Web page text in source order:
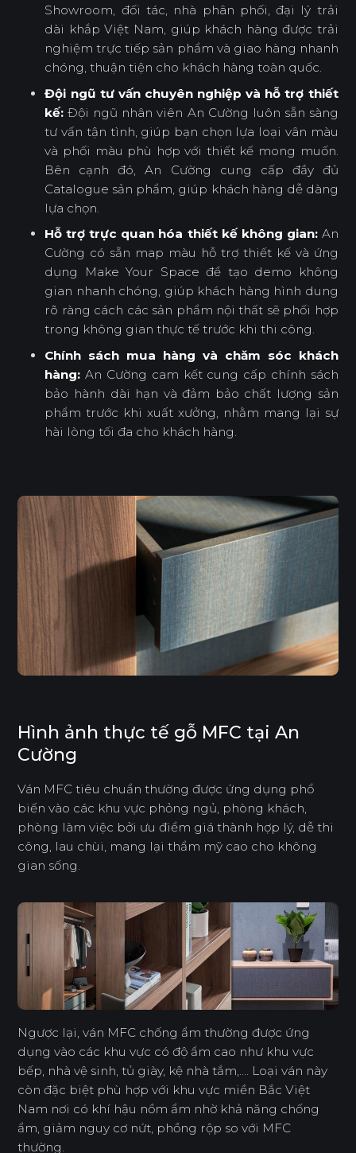
Showroom, đối tác, nhà phân phối, đại lý trải
dài khắp Việt Nam, giúp khách hàng được trải
nghiệm trực tiếp sản phẩm và giao hàng nhanh
chóng, thuận tiện cho khách hàng toàn quốc.
Đội ngũ tư vấn chuyên nghiệp và hỗ trợ thiết
kế:Đội ngũ nhân viên An Cường luôn sẵn sàng
tư vấn tận tình, giúp bạn chọn lựa loại vân màu
và phối màu phù hợp với thiết kế mong muốn.
Bên cạnh đó, An Cường cung cấp đầy đủ
Catalogue sản phẩm, giúp khách hàng dễ dàng
lựa chọn.
Hỗ trợ trực quan hóa thiết kế không gian: An
Cường có sẵn map màu hỗ trợ thiết kế và ứng
dụng Make Your Space để tạo demo không
gian nhanh chóng, giúp khách hàng hình dung
rõ ràng cách các sản phẩm nội thất sẽ phối hợp
trong không gian thực tế trước khi thi công.
Chính sách mua hàng và chăm sóc khách
hàng:An Cường cam kết cung cấp chính sách
bảo hành dài hạn và đảm bảo chất lượng sản
phẩm trước khi xuất xưởng, nhằm mang lại sự
hài lòng tối đa cho khách hàng.
Hình ảnh thực tế gỗ MFC tại An
Cường
Ván MFC tiêu chuẩn thường được ứng dụng phổ
biến vào các khu vực phỏng ngủ, phòng khách,
phòng làm việc bởi ưu điểm giá thành hợp lý, dễ thi
công, lau chùi, mang lại thẩm mỹ cao cho không
gian sống.
Ngược lại, ván MFC chống ẩm thường được ứng
dụng vào các khu vực có độ ẩm cao như khu vực
bếp, nhà vệ sinh, tủ giày, kệ nhà tắm,.... Loại ván này
còn đặc biệt phù hợp với khu vực miền Bắc Việt
Nam nơi có khí hậu nồm ẩm nhờ khả năng chống
ẩm, giảm nguy cơ nứt, phồng rộp so với MFC
thường.